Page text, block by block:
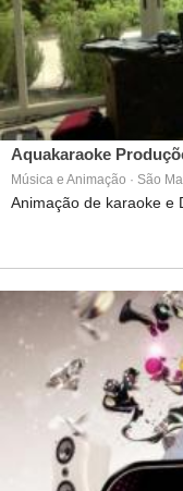
Aquakaraoke
Música e Animação · São
Animação de karaoke e